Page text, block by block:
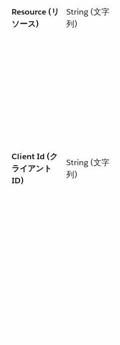
Resource (リ
ソース)
String (文字
列)
Client Id (ク
ライアント
ID)
String (文字
列)